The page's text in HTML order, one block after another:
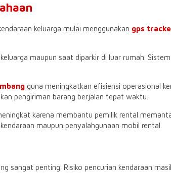
keluarga mulai menggunakan gps
maupun saat diparkir di luar rumah.
guna meningkatkan efisiensi operasional
pengiriman barang berjalan tepat waktu.
karena membantu pemilik rental
maupun penyalahgunaan mobil rental.
sangat penting. Risiko pencurian kendaraan